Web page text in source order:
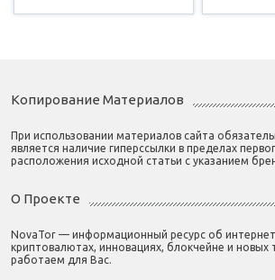
Копирование Материалов
При использовании материалов сайта
является наличие гиперссылки в пределах
расположения исходной статьи с указанием
О Проекте
NovaTor — информационный ресурс об интернет
криптовалютах, инновациях, блокчейне и новых
работаем для Вас.